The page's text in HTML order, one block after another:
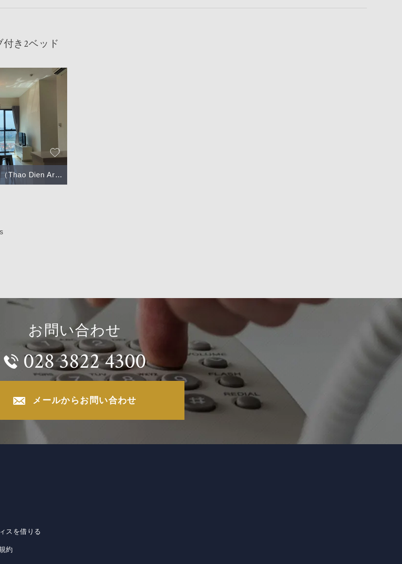
き2ベッド
Dien Area）
お問い合わせ
028 3822 4300
メールからお問い合わせ
スを借りる
約